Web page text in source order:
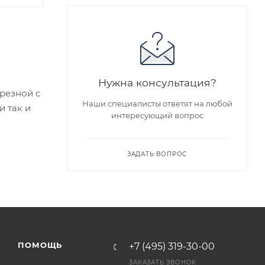
с
так и
Нужна консультация?
Наши специалисты ответят на любой
интересующий вопрос
ЗАДАТЬ ВОПРОС
ПОМОЩЬ +7 (495) 319-30-00
ЗАКАЗАТЬ ЗВОНОК